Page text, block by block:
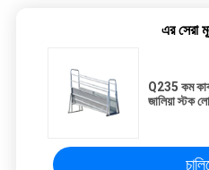
এর সেরা
Q235 কম
জালিয়া স্টক